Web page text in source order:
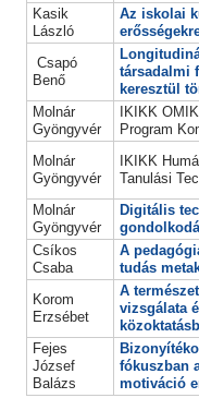
Kasik
László
Az iskolai
Csapó
Benő
társadalmi
keresztül
Molnár
Gyöngyvér
IKIKK
Program
Molnár
Gyöngyvér
IKIKK
Tanulási
Molnár
Gyöngyvér
Digitális
Csíkos
Csaba
A
tudás
Korom
Erzsébet
A
vizsgálata
Fejes
József
Balázs
fókuszban
motiváció